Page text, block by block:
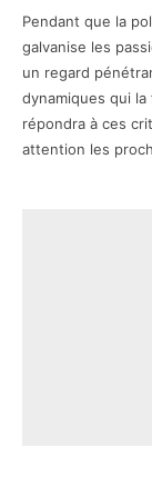
Pendant que la
galvanise les
un regard
dynamiques qui
répondra à ces
attention les